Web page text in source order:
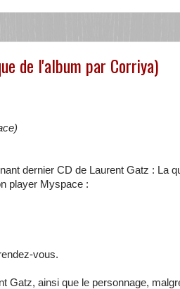
de l'album par Corriya)
dernier CD de Laurent Gatz : La
player Myspace :
vous.
Gatz, ainsi que le personnage,